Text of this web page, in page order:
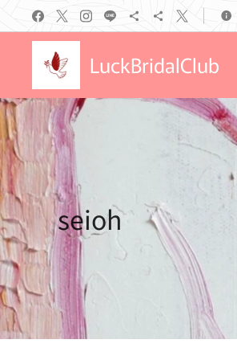
LuckBridalClub
seioh